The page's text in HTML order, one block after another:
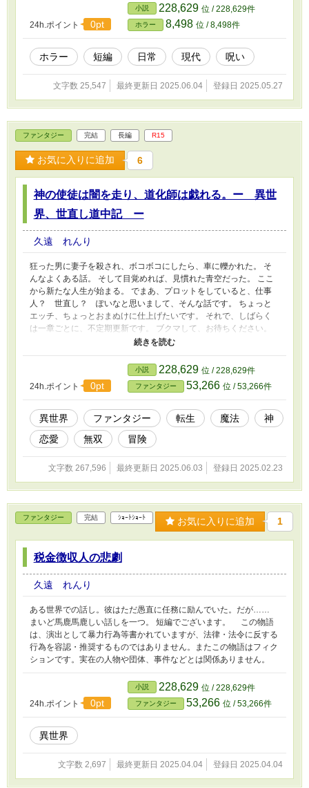
に反する行為を容認・推奨するものではありま
せん。またこの物語はフィクションです。実在
の人物や団体、事件などとは関係ありません。
24h.ポイント 0pt
小説 228,629 位 / 228,629件
ホラー 8,498 位 / 8,498件
ホラー 短編 日常 現代 呪い
文字数 25,547 最終更新日 2025.06.04 登録日 2025.05.27
ファンタジー 完結 長編 R15
お気に入りに追加 6
神の使徒は闇を走り、道化師は戯れる。ー 異世
界、世直し道中記 ー
久遠 れんり
狂った男に妻子を殺され、ボコボコにしたら、車に轢かれた。 そ
んなよくある話。 そして目覚めれば、見慣れた青空だった。 ここ
から新たな人生が始まる。 でまあ、プロットをしていると、仕事
人？ 世直し？ ぽいなと思いまして、そんな話です。 ちょっと
エッチ、ちょっとおまぬけに仕上げたいです。 それで、しばらく
は一章ごとに、不定期更新です。 ブクマして、お待ちください。
この物語は、演出として、飲酒や喫煙、禁止薬物の使用、暴力行
為等書かれていますが、法律・法令に反する行為を容認・推奨する
ものではありません。またこの物語はフィクションです。実在の人
物や団体、事件などとは関係ありません。
24h.ポイント
0pt
小説 228,629 位 / 228,629件
ファンタジー 53,266 位 / 53,266件
異世界 ファンタジー 転生 魔法
神
恋愛
無双 冒険
文字数 267,596 最終更新日 2025.06.03 登録日 2025.02.23
ファンタジー 完結 ｼｮｰﾄｼｮｰﾄ お気に入りに追加 1
税金徴収人の悲劇
久遠 れんり
ある世界での話し。彼はただ愚直に任務に励んでいた。だが……
まいど馬鹿馬鹿しい話しを一つ。 短編でございます。 この物語
は、演出として暴力行為等書かれていますが、法律・法令に反する
行為を容認・推奨するものではありません。またこの物語はフィク
ションです。実在の人物や団体、事件などとは関係ありません。
24h.ポイント 0pt
小説 228,629 位 / 228,629件
ファンタジー 53,266 位 / 53,266件
異世界
文字数 2,697 最終更新日 2025.04.04 登録日 2025.04.04